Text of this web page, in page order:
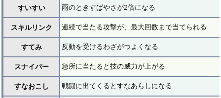
すいすい 雨のときすばやさが2倍になる
スキルリンク 連続で当たる攻撃が、最大回数まで当てられる
すてみ 反動を受けるわざがつよくなる
スナイパー 急所に当たると技の威力が上がる
すなおこし 戦闘に出てくるとすなあらしになる